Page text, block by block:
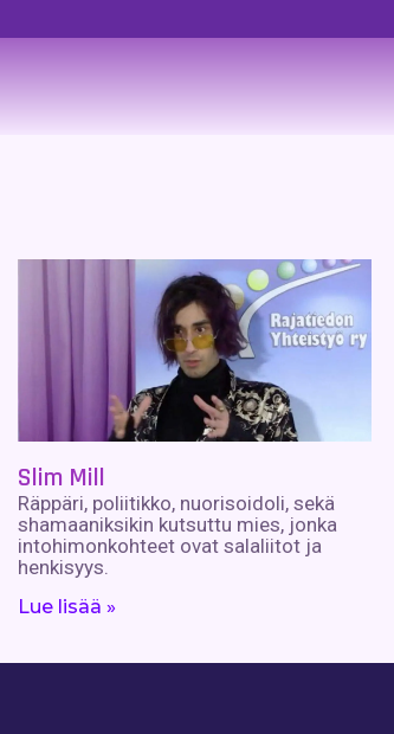
Slim Mill
Räppäri, poliitikko, nuorisoidoli, sekä
shamaaniksikin kutsuttu mies, jonka
intohimonkohteet ovat salaliitot ja
henkisyys.
Lue lisää »